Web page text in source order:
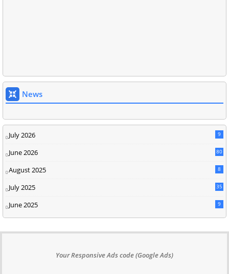
News
July 2026 9
June 2026 80
August 2025 8
July 2025 35
June 2025 9
Your Responsive Ads code (Google Ads)